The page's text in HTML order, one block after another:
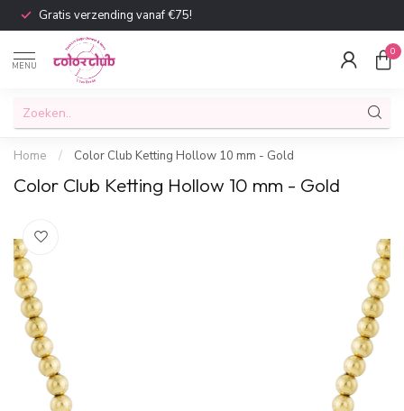
Gratis verzending vanaf €75!
MENU
0
Home / Color Club Ketting Hollow 10 mm - Gold
Color Club Ketting Hollow 10 mm - Gold